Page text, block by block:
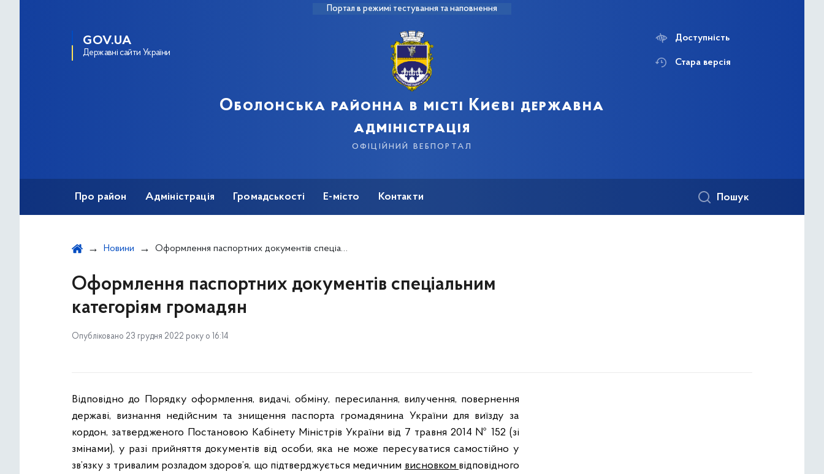
Портал в режимі тестування та наповнення
GOV.UA
Державні сайти України
Оболонська районна в місті Києві державна
адміністрація
офіційний вебпортал
Доступність
Стара версія
Про район Адміністрація Громадськості Е-місто Контакти Пошук
Новини Оформлення паспортних документів спеціальним категоріям громадян
Оформлення паспортних документів спеціальним
категоріям громадян
Опубліковано 23 грудня 2022 року о 16:14
Відповідно до Порядку оформлення, видачі, обміну, пересилання, вилучення, повернення
державі, визнання недійсним та знищення паспорта громадянина України для виїзду за
кордон, затвердженого Постановою Кабінету Міністрів України від 7 травня 2014 № 152 (зі
змінами), у разі прийняття документів від особи, яка не може пересуватися самостійно у
зв’язку з тривалим розладом здоров’я, що підтверджується медичним висновком відповідного